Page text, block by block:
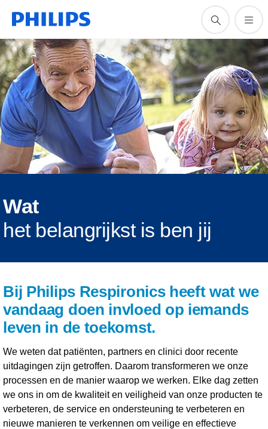
Wat
het belangrijkst is ben jij
Bij Philips Respironics heeft wat we
vandaag doen invloed op iemands
leven in de toekomst.
We weten dat patiënten, partners en clinici door recente
uitdagingen zijn getroffen. Daarom transformeren we onze
processen en de manier waarop we werken. Elke dag zetten
we ons in om de kwaliteit en veiligheid van onze producten te
verbeteren, de service en ondersteuning te verbeteren en
nieuwe manieren te verkennen om veilige en effectieve